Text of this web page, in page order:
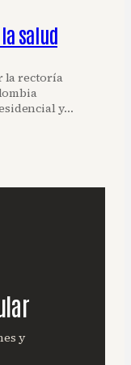
salud
la rectoría
y…
y